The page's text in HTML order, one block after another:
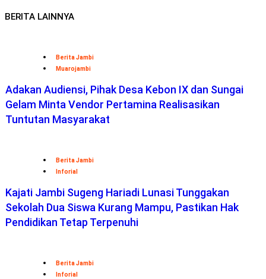
BERITA LAINNYA
Berita Jambi
Muarojambi
Adakan Audiensi, Pihak Desa Kebon IX dan Sungai
Gelam Minta Vendor Pertamina Realisasikan
Tuntutan Masyarakat
Berita Jambi
Inforial
Kajati Jambi Sugeng Hariadi Lunasi Tunggakan
Sekolah Dua Siswa Kurang Mampu, Pastikan Hak
Pendidikan Tetap Terpenuhi
Berita Jambi
Inforial